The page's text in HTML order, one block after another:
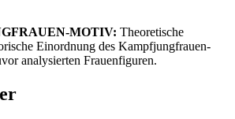
MOTIV: Theoretische
Einordnung des Kampfjungfrauen-
analysierten Frauenfiguren.